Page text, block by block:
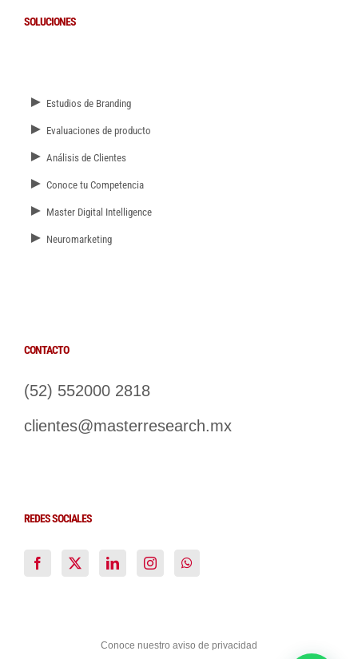
SOLUCIONES
► Estudios de Branding
► Evaluaciones de producto
► Análisis de Clientes
► Conoce tu Competencia
► Master Digital Intelligence
► Neuromarketing
CONTACTO
(52) 552000 2818
clientes@masterresearch.mx
REDES SOCIALES
Conoce nuestro aviso de privacidad